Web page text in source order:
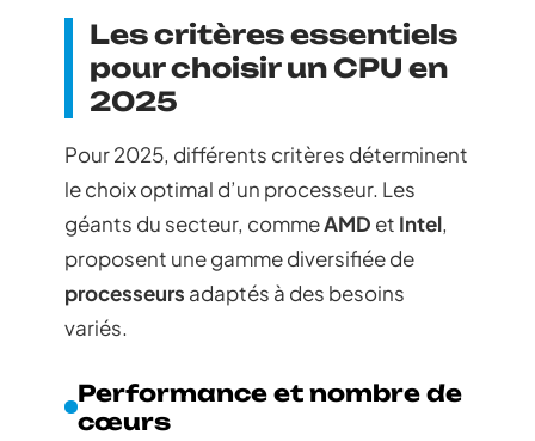
Les critères essentiels
pour choisir un CPU en
2025
Pour 2025, différents critères déterminent
le choix optimal d’un processeur. Les
géants du secteur, commeAMD et Intel,
proposent une gamme diversifiée de
processeurs adaptés à des besoins
variés.
Performance et nombre de
cœurs